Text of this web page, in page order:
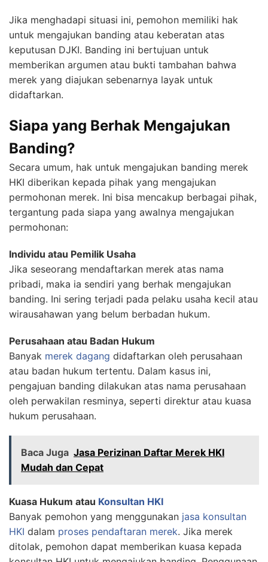
Jika menghadapi situasi ini, pemohon memiliki hak
untuk mengajukan banding atau keberatan atas
keputusan DJKI. Banding ini bertujuan untuk
memberikan argumen atau bukti tambahan bahwa
merek yang diajukan sebenarnya layak untuk
didaftarkan.
Siapa yang Berhak Mengajukan
Banding?
Secara umum, hak untuk mengajukan banding merek
HKI diberikan kepada pihak yang mengajukan
permohonan merek. Ini bisa mencakup berbagai pihak,
tergantung pada siapa yang awalnya mengajukan
permohonan:
Individu atau Pemilik Usaha
Jika seseorang mendaftarkan merek atas nama
pribadi, maka ia sendiri yang berhak mengajukan
banding. Ini sering terjadi pada pelaku usaha kecil atau
wirausahawan yang belum berbadan hukum.
Perusahaan atau Badan Hukum
Banyak merek dagang didaftarkan oleh perusahaan
atau badan hukum tertentu. Dalam kasus ini,
pengajuan banding dilakukan atas nama perusahaan
oleh perwakilan resminya, seperti direktur atau kuasa
hukum perusahaan.
Baca Juga Jasa Perizinan Daftar Merek HKI
Mudah dan Cepat
Kuasa Hukum atau Konsultan HKI
Banyak pemohon yang menggunakan jasa konsultan
HKI dalam proses pendaftaran merek. Jika merek
ditolak, pemohon dapat memberikan kuasa kepada